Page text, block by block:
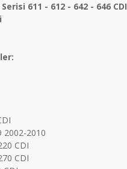
611 - 612 - 642 - 646 CDI
2002-2010
CDI
CDI